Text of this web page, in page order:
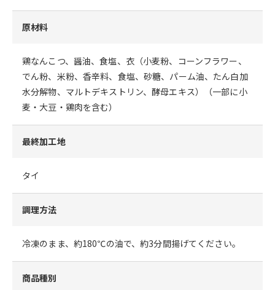
原材料
鶏なんこつ、醤油、食塩、衣（小麦粉、コーンフラワー、
でん粉、米粉、香辛料、食塩、砂糖、パーム油、たん白加
水分解物、マルトデキストリン、酵母エキス）（一部に小
麦・大豆・鶏肉を含む）
最終加工地
タイ
調理方法
冷凍のまま、約180℃の油で、約3分間揚げてください。
商品種別